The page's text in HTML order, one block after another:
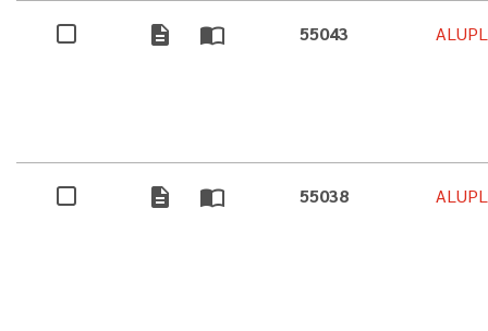
description import_contacts 55043
description import_contacts 55038